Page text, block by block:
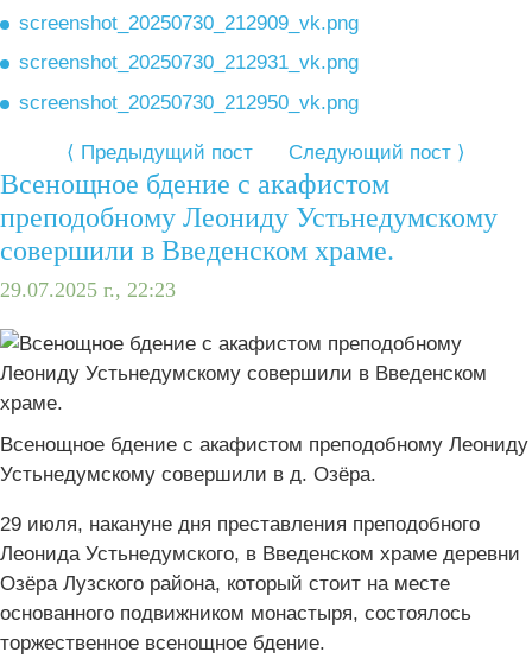
screenshot_20250730_212909_vk.png
screenshot_20250730_212931_vk.png
screenshot_20250730_212950_vk.png
⟨ Предыдущий пост Следующий пост ⟩
️Всенощное бдение с акафистом
преподобному Леониду Устьнедумскому
совершили в Введенском храме.
29.07.2025 г., 22:23
️Всенощное бдение с акафистом преподобному Леониду
Устьнедумскому совершили в д. Озёра.
29 июля, накануне дня преставления преподобного
Леонида Устьнедумского, в Введенском храме деревни
Озёра Лузского района, который стоит на месте
основанного подвижником монастыря, состоялось
торжественное всенощное бдение.